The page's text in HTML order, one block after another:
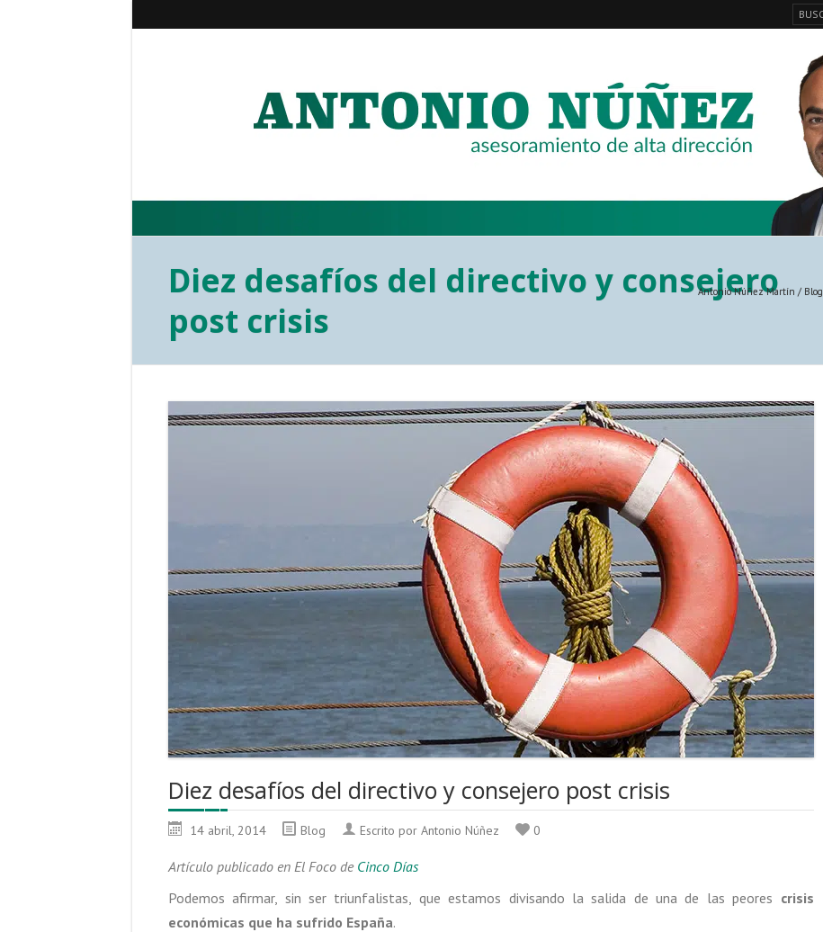
Diez desafíos del directivo y consejero
post crisis
Antonio Núñez Martín / Blog
Diez desafíos del directivo y consejero post crisis
14 abril, 2014 Blog Escrito por Antonio Núñez 0
Artículo publicado en El Foco de Cinco Días
Podemos afirmar, sin ser triunfalistas, que estamos divisando la salida de una de las peores crisis
económicas que ha sufrido España.